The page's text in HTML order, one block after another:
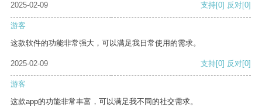
2025-02-09 支持[0] 反对[0]
游客
这款软件的功能非常强大，可以满足我日常使用的需求。
2025-02-09 支持[0] 反对[0]
游客
这款app的功能非常丰富，可以满足我不同的社交需求。